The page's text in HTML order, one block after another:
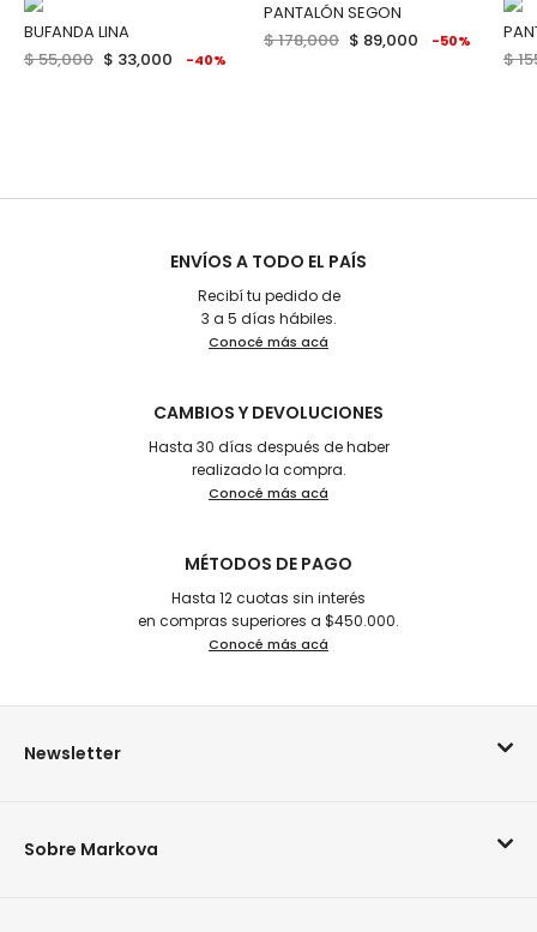
BUFANDA LINA
$ 55,000 $ 33,000 -40%
PANTALÓN SEGON
$ 178,000 $ 89,000 -50%
$
ENVÍOS A TODO EL PAÍS
Recibí tu pedido de
3 a 5 días hábiles.
Conocé más acá
CAMBIOS Y DEVOLUCIONES
Hasta 30 días después de haber
realizado la compra.
Conocé más acá
MÉTODOS DE PAGO
Hasta 12 cuotas sin interés
en compras superiores a $450.000.
Conocé más acá
Newsletter
Sobre Markova